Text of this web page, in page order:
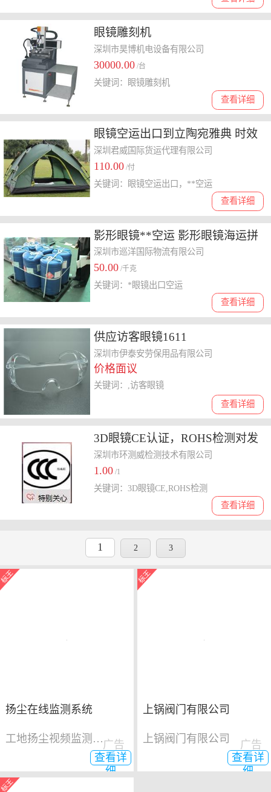
眼镜雕刻机
深圳市昊博机电设备有限公司
30000.00 /台
查看详细
关键词：眼镜雕刻机
眼镜空运出口到立陶宛雅典 时效
服务100 安全
深圳君威国际货运代理有限公司
110.00 /付
查看详细
关键词：眼镜空运出口，**空运
影形眼镜**空运 影形眼镜海运拼
箱 影形眼镜国际快递
深圳市巡洋国际物流有限公司
50.00 /千克
查看详细
关键词：*眼镜出口空运
供应访客眼镜1611
深圳市伊泰安劳保用品有限公司
价格面议
查看详细
关键词：,访客眼镜
3D眼镜CE认证，ROHS检测对发
证机构的要求
深圳市环测威检测技术有限公司
1.00 /1
查看详细
关键词：3D眼镜CE,ROHS检测
1 2 3
扬尘在线监测系统
工地扬尘视频监测系统
查看详
细
广告
上锅阀门有限公司
上锅阀门有限公司
查看详
细
广告